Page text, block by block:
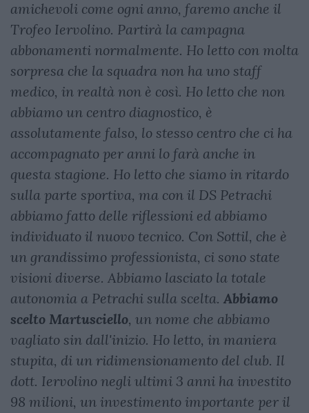
amichevoli come ogni anno, faremo anche il
Trofeo Iervolino. Partirà la campagna
abbonamenti normalmente. Ho letto con molta
sorpresa che la squadra non ha uno staff
medico, in realtà non è così. Ho letto che non
abbiamo un centro diagnostico, è
assolutamente falso, lo stesso centro che ci ha
accompagnato per anni lo farà anche in
questa stagione. Ho letto che siamo in ritardo
sulla parte sportiva, ma con il DS Petrachi
abbiamo fatto delle riflessioni ed abbiamo
individuato il nuovo tecnico. Con Sottil, che è
un grandissimo professionista, ci sono state
visioni diverse. Abbiamo lasciato la totale
autonomia a Petrachi sulla scelta. Abbiamo
scelto Martusciello, un nome che abbiamo
vagliato sin dall'inizio. Ho letto, in maniera
stupita, di un ridimensionamento del club. Il
dott. Iervolino negli ultimi 3 anni ha investito
98 milioni, un investimento importante per il